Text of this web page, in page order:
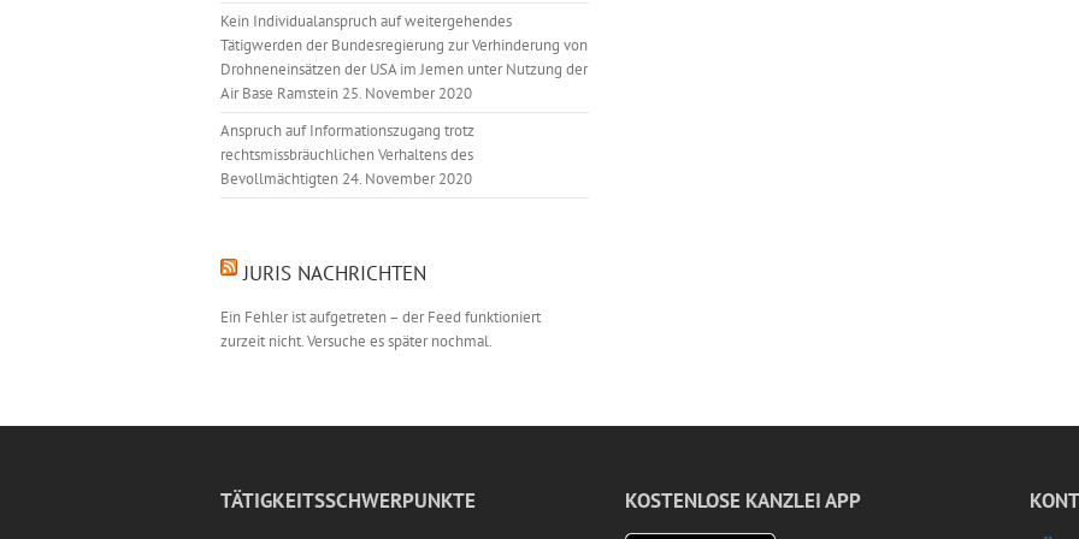
Kein Individualanspruch auf weitergehendes
Tätigwerden der Bundesregierung zur Verhinderung von
Drohneneinsätzen der USA im Jemen unter Nutzung der
Air Base Ramstein 25. November 2020
Anspruch auf Informationszugang trotz
rechtsmissbräuchlichen Verhaltens des
Bevollmächtigten 24. November 2020
JURIS NACHRICHTEN
Ein Fehler ist aufgetreten – der Feed funktioniert
zurzeit nicht. Versuche es später nochmal.
TÄTIGKEITSSCHWERPUNKTE KOSTENLOSE KANZLEI APP